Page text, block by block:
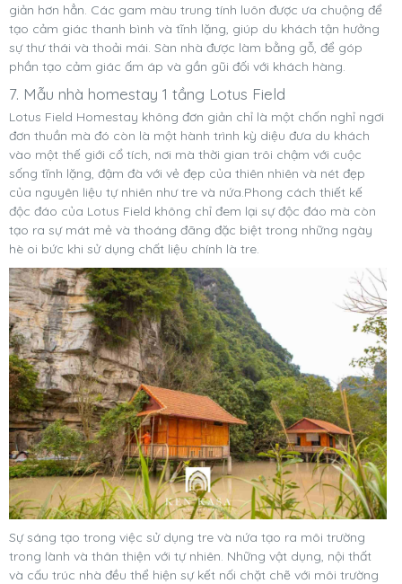
giản hơn hẳn. Các gam màu trung tính luôn được ưa chuộng để
tạo cảm giác thanh bình và tĩnh lặng, giúp du khách tận hưởng
sự thư thái và thoải mái. Sàn nhà được làm bằng gỗ, để góp
phần tạo cảm giác ấm áp và gần gũi đối với khách hàng.
7. Mẫu nhà homestay 1 tầng Lotus Field
Lotus Field Homestay không đơn giản chỉ là một chốn nghỉ ngơi
đơn thuần mà đó còn là một hành trình kỳ diệu đưa du khách
vào một thế giới cổ tích, nơi mà thời gian trôi chậm với cuộc
sống tĩnh lặng, đậm đà với vẻ đẹp của thiên nhiên và nét đẹp
của nguyên liệu tự nhiên như tre và nứa.Phong cách thiết kế
độc đáo của Lotus Field không chỉ đem lại sự độc đáo mà còn
tạo ra sự mát mẻ và thoáng đãng đặc biệt trong những ngày
hè oi bức khi sử dụng chất liệu chính là tre.
Sự sáng tạo trong việc sử dụng tre và nứa tạo ra môi trường
trong lành và thân thiện với tự nhiên. Những vật dụng, nội thất
và cấu trúc nhà đều thể hiện sự kết nối chặt chẽ với môi trường